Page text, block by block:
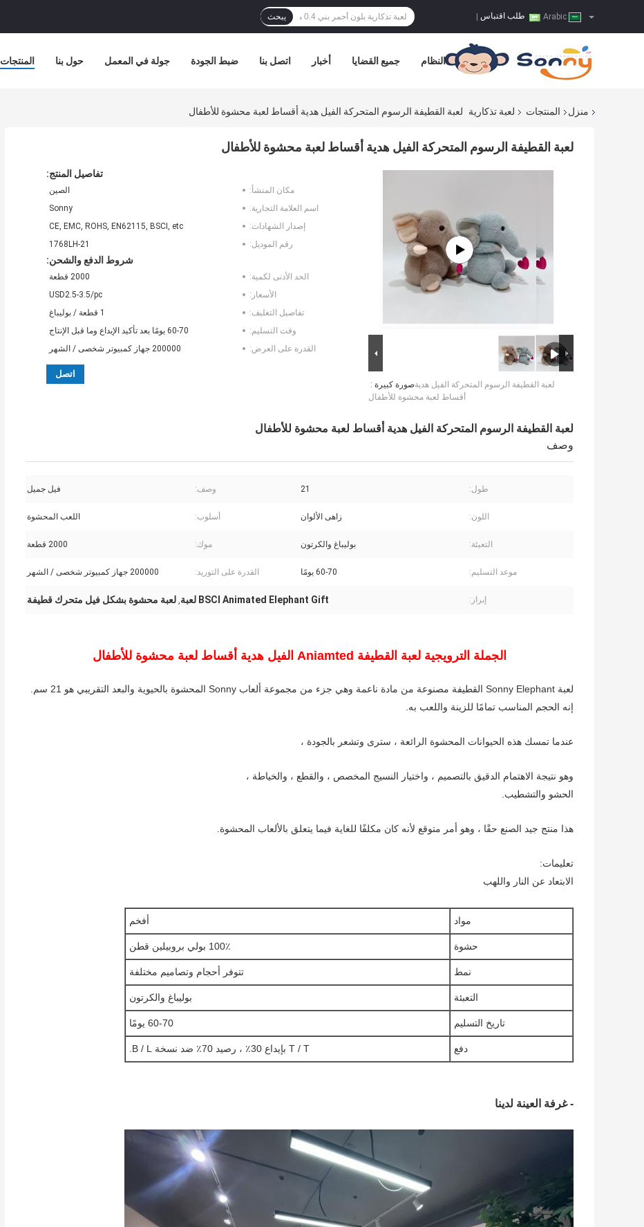
طلب اقتباس يبحث
المنتجات حول بنا جولة في المعمل ضبط الجودة اتصل بنا أخبار جميع القضايا النظام
منزل المنتجات لعبة تذكارية لعبة القطيفة الرسوم المتحركة الفيل هدية أقساط لعبة محشوة للأطفال
لعبة القطيفة الرسوم المتحركة الفيل هدية أقساط لعبة محشوة للأطفال
صورة كبيرة :لعبة القطيفة الرسوم المتحركة الفيل هدية
أقساط لعبة محشوة للأطفال
تفاصيل المنتج:
مكان المنشأ:
الصين
اسم العلامة التجارية:
Sonny
إصدار الشهادات:
CE, EMC, ROHS, EN62115, BSCI, etc
رقم الموديل:
1768LH-21
شروط الدفع والشحن:
الحد الأدنى لكمية:
2000 قطعة
الأسعار:
USD2.5-3.5/pc
تفاصيل التغليف:
1 قطعة / بوليباغ
وقت التسليم:
60-70 يومًا بعد تأكيد الإيداع وما قبل الإنتاج
القدرة على العرض:
200000 جهاز كمبيوتر شخصى / الشهر
اتصل
لعبة القطيفة الرسوم المتحركة الفيل هدية أقساط لعبة محشوة للأطفال
وصف
طول: 21 وصف: فيل جميل
اللون: زاهى الألوان أسلوب: اللعب المحشوة
التعبئة: بوليباغ والكرتون موك: 2000 قطعة
موعد التسليم: 60-70 يومًا القدرة على التوريد: 200000 جهاز كمبيوتر شخصى / الشهر
إبراز: BSCI Animated Elephant Gift لعبة , لعبة محشوة بشكل فيل متحرك قطيفة
الجملة الترويجية لعبة القطيفة Aniamted الفيل هدية أقساط لعبة محشوة للأطفال
لعبة Sonny Elephant القطيفة مصنوعة من مادة ناعمة وهي جزء من مجموعة ألعاب Sonny المحشوة بالحيوية والبعد التقريبي هو 21 سم.
إنه الحجم المناسب تمامًا للزينة واللعب به.
عندما تمسك هذه الحيوانات المحشوة الرائعة ، سترى وتشعر بالجودة ،
وهو نتيجة الاهتمام الدقيق بالتصميم ، واختيار النسيج المخصص ، والقطع ، والخياطة ،
الحشو والتشطيب.
هذا منتج جيد الصنع حقًا ، وهو أمر متوقع لأنه كان مكلفًا للغاية فيما يتعلق بالألعاب المحشوة.
تعليمات:
الابتعاد عن النار واللهب
مواد أفخم
حشوة 100٪ بولي بروبيلين قطن
نمط تتوفر أحجام وتصاميم مختلفة
التعبئة بوليباغ والكرتون
تاريخ التسليم 60-70 يومًا
دفع T / T بإيداع 30٪ ، رصيد 70٪ ضد نسخة B / L.
- غرفة العينة لدينا